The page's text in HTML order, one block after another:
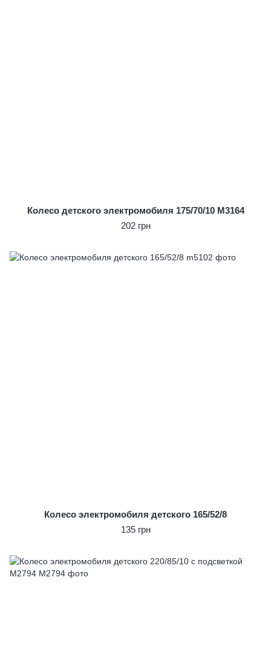
Колесо детского электромобиля 175/70/10 M3164
202 грн
Колесо электромобиля детского 165/52/8
135 грн